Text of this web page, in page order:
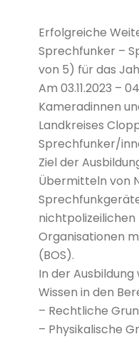
Erfolgreiche
Sprechfunker –
von 5) für das
Am 03.11.2023 –
Kameradinnen
Landkreises
Sprechfunker/
Ziel der
Übermitteln von
nichtpolizeilichen
Organisationen
(BOS).
In der
Wissen in den
– Rechtliche
– Physikalische